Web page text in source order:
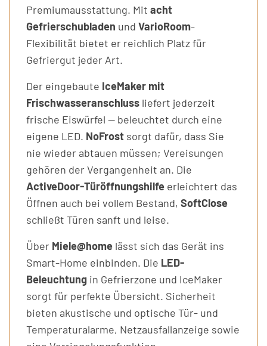
Premiumausstattung. Mit acht
Gefrierschubladen und VarioRoom-
Flexibilität bietet er reichlich Platz für
Gefriergut jeder Art.
Der eingebaute IceMaker mit
Frischwasseranschluss liefert jederzeit
frische Eiswürfel — beleuchtet durch eine
eigene LED. NoFrost sorgt dafür, dass Sie
nie wieder abtauen müssen; Vereisungen
gehören der Vergangenheit an. Die
ActiveDoor-Türöffnungshilfe erleichtert das
Öffnen auch bei vollem Bestand, SoftClose
schließt Türen sanft und leise.
Über Miele@home lässt sich das Gerät ins
Smart-Home einbinden. Die LED-
Beleuchtung in Gefrierzone und IceMaker
sorgt für perfekte Übersicht. Sicherheit
bieten akustische und optische Tür- und
Temperaturalarme, Netzausfallanzeige sowie